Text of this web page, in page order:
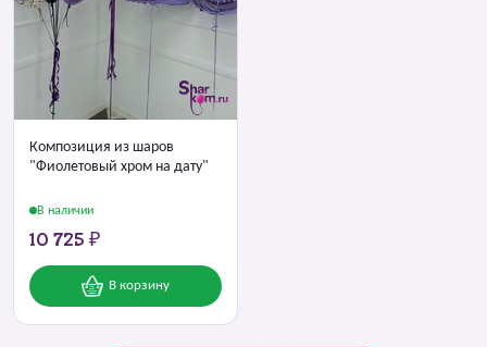
Композиция из шаров
"Фиолетовый хром на дату"
В наличии
10 725 ₽
В корзину